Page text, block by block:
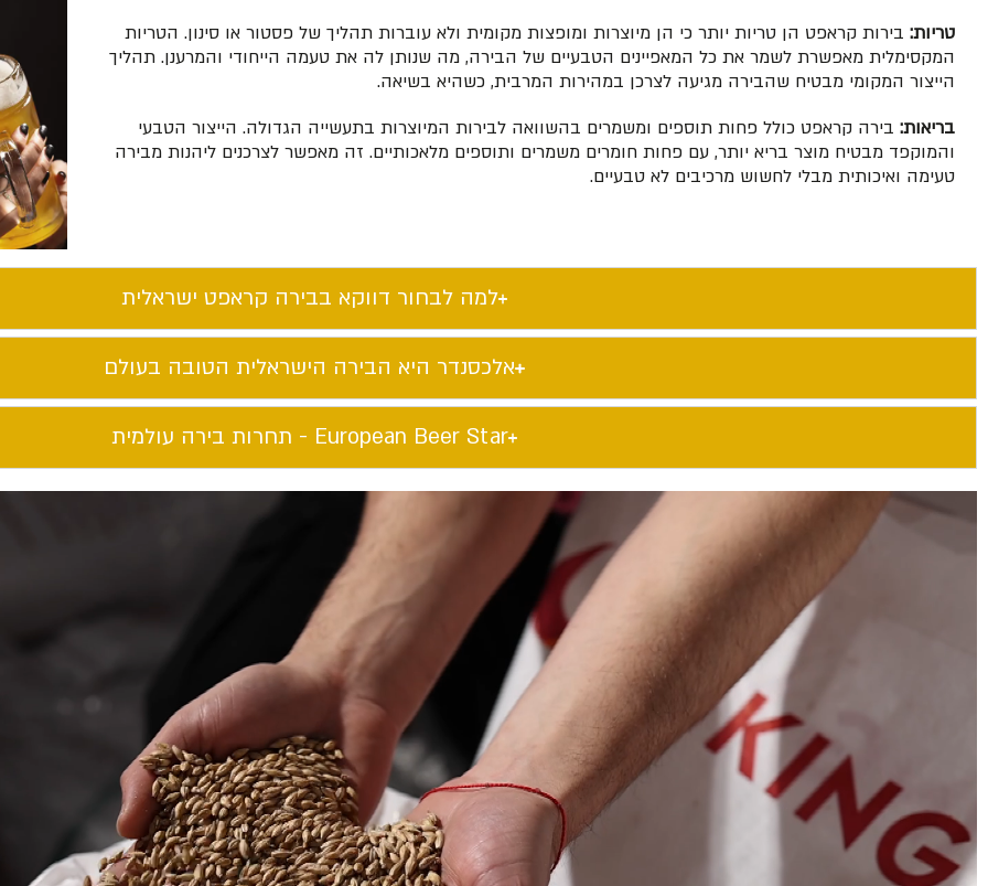
טריות: בירות קראפט הן טריות יותר כי הן מיוצרות ומופצות מקומית ולא עוברות תהליך של פסטור או סינון. הטריות
המקסימלית מאפשרת לשמר את כל המאפיינים הטבעיים של הבירה, מה שנותן לה את טעמה הייחודי והמרענן. תהליך
הייצור המקומי מבטיח שהבירה מגיעה לצרכן במהירות המרבית, כשהיא בשיאה.
בריאות: בירה קראפט כולל פחות תוספים ומשמרים בהשוואה לבירות המיוצרות בתעשייה הגדולה. הייצור הטבעי
והמוקפד מבטיח מוצר בריא יותר, עם פחות חומרים משמרים ותוספים מלאכותיים. זה מאפשר לצרכנים ליהנות מבירה
טעימה ואיכותית מבלי לחשוש מרכיבים לא טבעיים.
למה לבחור דווקא בבירה קראפט ישראלית​
אלכסנדר היא הבירה הישראלית הטובה בעולם​
European Beer Star​ - תחרות בירה עולמית